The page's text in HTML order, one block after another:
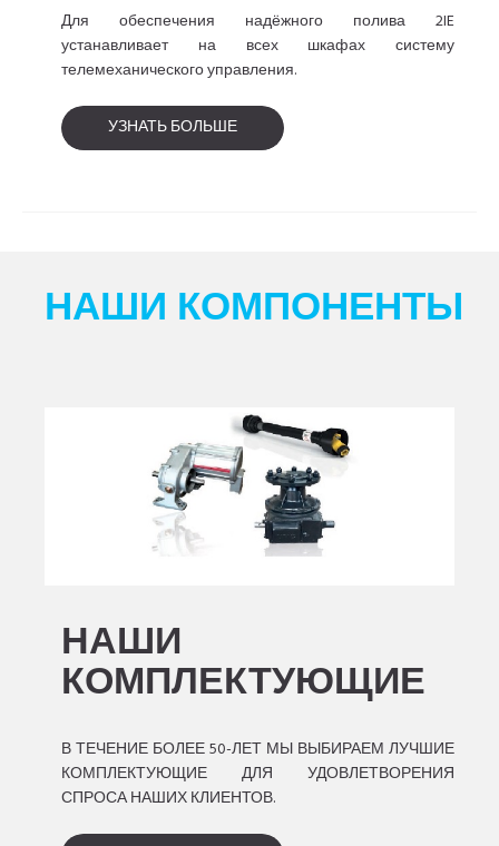
Для обеспечения надёжного полива 2IE
устанавливает на всех шкафах систему
телемеханического управления.
УЗНАТЬ БОЛЬШЕ
НАШИ КОМПОНЕНТЫ
НАШИ
КОМПЛЕКТУЮЩИЕ
В ТЕЧЕНИЕ БОЛЕЕ 50-ЛЕТ МЫ ВЫБИРАЕМ ЛУЧШИЕ
КОМПЛЕКТУЮЩИЕ ДЛЯ УДОВЛЕТВОРЕНИЯ
СПРОСА НАШИХ КЛИЕНТОВ.